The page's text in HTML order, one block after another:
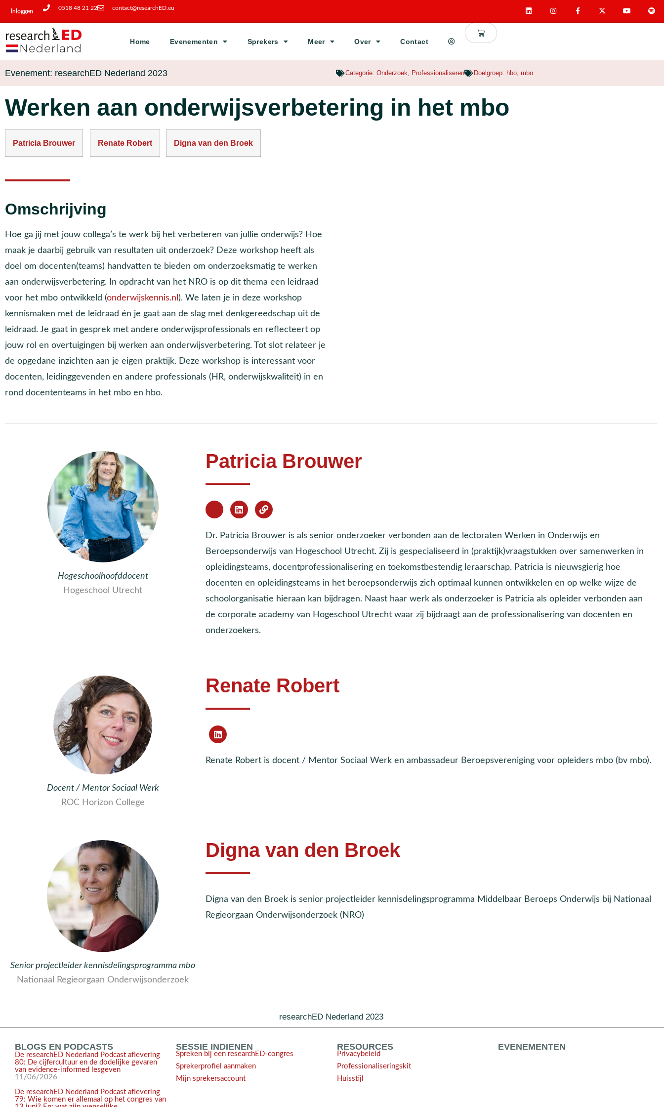
Inloggen
0518 48 21 22 contact@researchED.eu
Home Evenementen Sprekers Meer Over Contact
Evenement: researchED Nederland 2023 Categorie: Onderzoek, Professionaliseren Doelgroep: hbo, mbo
Werken aan onderwijsverbetering in het mbo
Patricia Brouwer Renate Robert Digna van den Broek
Omschrijving
Hoe ga jij met jouw collega’s te werk bij het verbeteren van jullie onderwijs? Hoe
maak je daarbij gebruik van resultaten uit onderzoek? Deze workshop heeft als
doel om docenten(teams) handvatten te bieden om onderzoeksmatig te werken
aan onderwijsverbetering. In opdracht van het NRO is op dit thema een leidraad
voor het mbo ontwikkeld (onderwijskennis.nl ). We laten je in deze workshop
kennismaken met de leidraad én je gaat aan de slag met denkgereedschap uit de
leidraad. Je gaat in gesprek met andere onderwijsprofessionals en reflecteert op
jouw rol en overtuigingen bij werken aan onderwijsverbetering. Tot slot relateer je
de opgedane inzichten aan je eigen praktijk. Deze workshop is interessant voor
docenten, leidinggevenden en andere professionals (HR, onderwijskwaliteit) in en
rond docententeams in het mbo en hbo.
Hogeschoolhoofddocent
Hogeschool Utrecht
Patricia Brouwer
Dr. Patricia Brouwer is als senior onderzoeker verbonden aan de lectoraten Werken in Onderwijs en
Beroepsonderwijs van Hogeschool Utrecht. Zij is gespecialiseerd in (praktijk)vraagstukken over samenwerken in
opleidingsteams, docentprofessionalisering en toekomstbestendig leraarschap. Patricia is nieuwsgierig hoe
docenten en opleidingsteams in het beroepsonderwijs zich optimaal kunnen ontwikkelen en op welke wijze de
schoolorganisatie hieraan kan bijdragen. Naast haar werk als onderzoeker is Patricia als opleider verbonden aan
de corporate academy van Hogeschool Utrecht waar zij bijdraagt aan de professionalisering van docenten en
onderzoekers.
Docent / Mentor Sociaal Werk
ROC Horizon College
Renate Robert
Renate Robert is docent / Mentor Sociaal Werk en ambassadeur Beroepsvereniging voor opleiders mbo (bv mbo).
Senior projectleider kennisdelingsprogramma mbo
Nationaal Regieorgaan Onderwijsonderzoek
Digna van den Broek
Digna van den Broek is senior projectleider kennisdelingsprogramma Middelbaar Beroeps Onderwijs bij Nationaal
Regieorgaan Onderwijsonderzoek (NRO)
researchED Nederland 2023
BLOGS EN PODCASTS
De researchED Nederland Podcast aflevering
80: De cijfercultuur en de dodelijke gevaren
van evidence-informed lesgeven
11/06/2026
De researchED Nederland Podcast aflevering
79: Wie komen er allemaal op het congres van
SESSIE INDIENEN
Spreken bij een researchED-congres
Sprekerprofiel aanmaken
Mijn sprekersaccount
RESOURCES
Privacybeleid
Professionaliseringskit
Huisstijl
EVENEMENTEN